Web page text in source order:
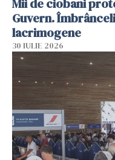
Mii de ciobani
Guvern.
lacrimogene
30 IULIE 2026